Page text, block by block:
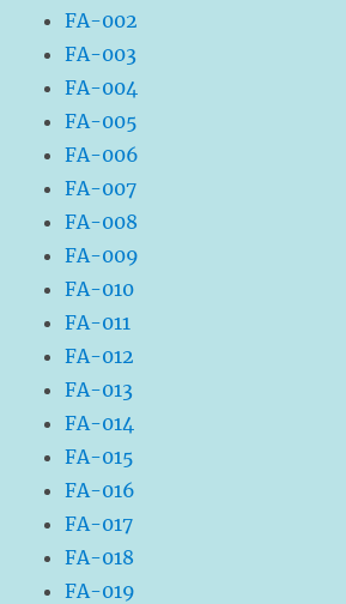
FA-002
FA-003
FA-004
FA-005
FA-006
FA-007
FA-008
FA-009
FA-010
FA-011
FA-012
FA-013
FA-014
FA-015
FA-016
FA-017
FA-018
FA-019